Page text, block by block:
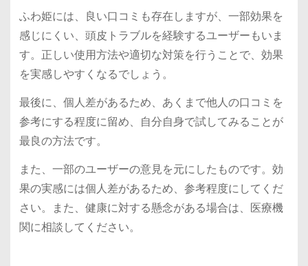
ふわ姫には、良い口コミも存在しますが、一部効果を
感じにくい、頭皮トラブルを経験するユーザーもいま
す。正しい使用方法や適切な対策を行うことで、効果
を実感しやすくなるでしょう。
最後に、個人差があるため、あくまで他人の口コミを
参考にする程度に留め、自分自身で試してみることが
最良の方法です。
また、一部のユーザーの意見を元にしたものです。効
果の実感には個人差があるため、参考程度にしてくだ
さい。また、健康に対する懸念がある場合は、医療機
関に相談してください。